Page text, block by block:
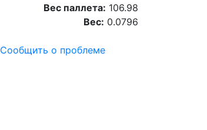
Вес паллета: 106.98
Вес: 0.0796
Сообщить о проблеме